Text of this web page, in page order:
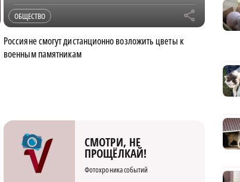
ОБЩЕСТВО r
Россияне смогут дистанционно возложить цветы к
военным памятникам
СМОТРИ, НЕ
ПРОЩЁЛКАЙ!
Фотохроника событий